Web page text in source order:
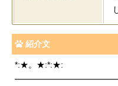
紹介文
*:★。★:*:★: